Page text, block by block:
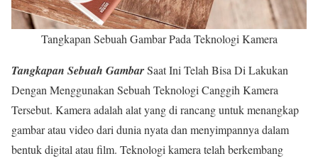
Tangkapan Sebuah Gambar Pada Teknologi Kamera
Tangkapan Sebuah GambarSaat Ini Telah Bisa Di Lakukan
Dengan Menggunakan Sebuah Teknologi Canggih Kamera
Tersebut. Kamera adalah alat yang di rancang untuk menangkap
gambar atau video dari dunia nyata dan menyimpannya dalam
bentuk digital atau film. Teknologi kamera telah berkembang